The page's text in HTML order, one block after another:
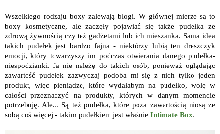
Wszelkiego rodzaju boxy zalewają blogi. W głównej mierze są to
boxy kosmetyczne, ale zaczęły pojawiać się także pudełka ze
zdrową żywnością czy też gadżetami lub ich mieszanka. Sama idea
takich pudełek jest bardzo fajna - niektórzy lubią ten dreszczyk
emocji, który towarzyszy im podczas otwierania danego pudełka-
niespodzianki. Ja nie należę do takich osób, ponieważ oglądając
zawartość pudełek zazwyczaj podoba mi się z nich tylko jeden
produkt, więc pieniądze, które wydałabym na pudełko, wolę w
całości przeznaczyć na produkty, których w danym momencie
potrzebuję. Ale... Są też pudełka, które poza zawartością niosą ze
sobą coś więcej - takim pudełkiem jest właśnie Intimate Box.